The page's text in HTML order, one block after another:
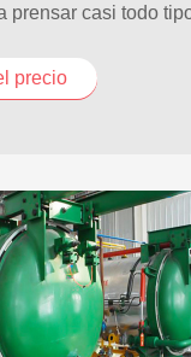
prensar casi todo
precio